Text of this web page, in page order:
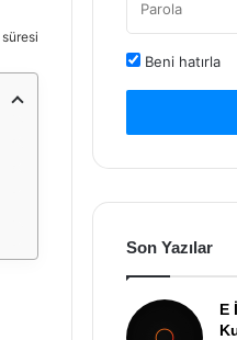
Beni hatırla
Son Yazılar
E